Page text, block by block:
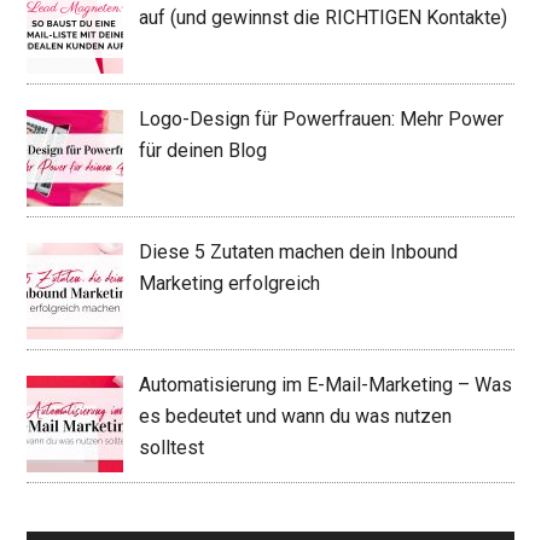
auf (und gewinnst die RICHTIGEN Kontakte)
Logo-Design für Powerfrauen: Mehr Power
für deinen Blog
Diese 5 Zutaten machen dein Inbound
Marketing erfolgreich
Automatisierung im E-Mail-Marketing – Was
es bedeutet und wann du was nutzen
solltest